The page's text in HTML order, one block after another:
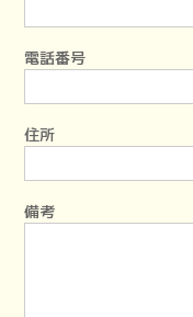
電話番号
住所
備考